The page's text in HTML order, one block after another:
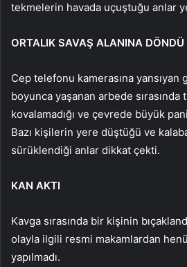
tekmelerin havada uçuştuğu anlar
ORTALIK SAVAŞ ALANINA DÖNDÜ
Cep telefonu kamerasına
boyunca yaşanan arbede sırasında
kovalamadığı ve çevrede büyük
Bazı kişilerin yere düştüğü ve
sürüklendiği anlar dikkat çekti.
KAN AKTI
Kavga sırasında bir kişinin
olayla ilgili resmi makamlardan
yapılmadı.